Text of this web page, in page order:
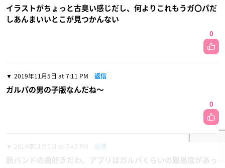
イラストがちょっと古臭い感じだし、何よりこれもうガ〇パだ
しあんまいいとこが見つかんない
0
2019年11月5日 at 7:11 PM 返信
ガルパの男の子版なんだね〜
0
2019年11月5日 at 7:45 PM 返信
新バンドの曲好きだわ。アプリはガルパくらいの難易度があっ